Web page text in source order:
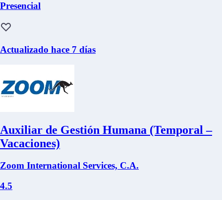
Presencial
Actualizado hace 7 días
Auxiliar de Gestión Humana (Temporal –
Vacaciones)
Zoom International Services, C.A.
4.5